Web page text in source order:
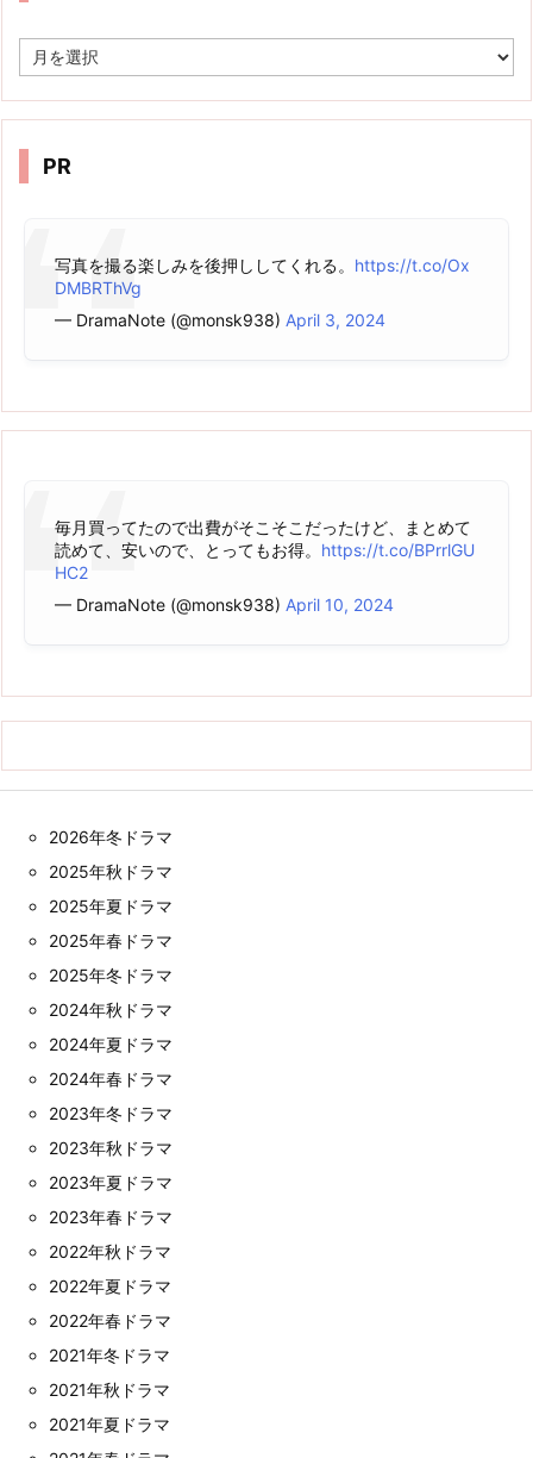
ー
イ
PR
写真を撮る楽しみを後押ししてくれる。 https://t.co/Ox
DMBRThVg
— DramaNote (@monsk938) April 3, 2024
毎月買ってたので出費がそこそこだったけど、まとめて
読めて、安いので、とってもお得。 https://t.co/BPrrlGU
HC2
— DramaNote (@monsk938) April 10, 2024
2026年冬ドラマ
2025年秋ドラマ
2025年夏ドラマ
2025年春ドラマ
2025年冬ドラマ
2024年秋ドラマ
2024年夏ドラマ
2024年春ドラマ
2023年冬ドラマ
2023年秋ドラマ
2023年夏ドラマ
2023年春ドラマ
2022年秋ドラマ
2022年夏ドラマ
2022年春ドラマ
2021年冬ドラマ
2021年秋ドラマ
2021年夏ドラマ